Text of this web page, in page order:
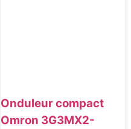
Onduleur compact
Omron 3G3MX2-